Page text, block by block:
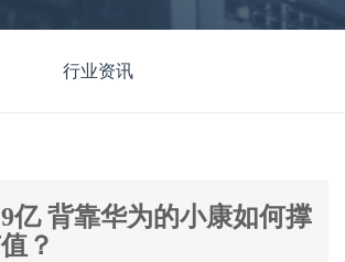
行业资讯
亿 背靠华为的小康如何撑
？